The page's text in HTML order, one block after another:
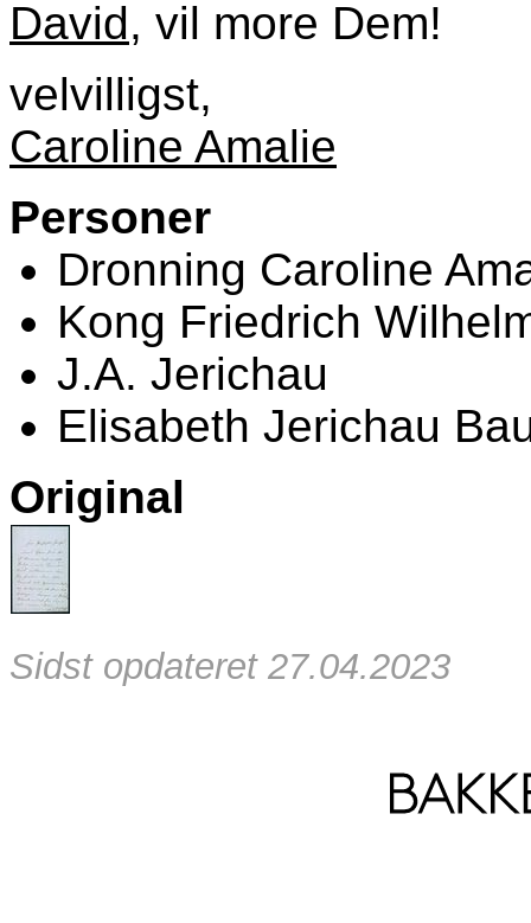
David, vil more Dem!
velvilligst,
Caroline Amalie
Personer
Dronning Caroline
Kong Friedrich
J.A. Jerichau
Elisabeth Jerichau
Original
Sidst opdateret 27.04.2023